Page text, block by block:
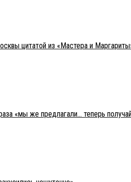
цитатой из «Мастера и
«мы же предлагали… теперь